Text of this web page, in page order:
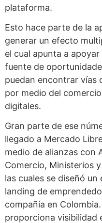
plataforma.
Esto hace parte de la
generar un efecto
el cual apunta a
fuente de
puedan encontrar vías
por medio del
digitales.
Gran parte de ese
llegado a Mercado
medio de alianzas con
Comercio, Ministerios
las cuales se diseñó
landing de
compañía en
proporciona visibilidad